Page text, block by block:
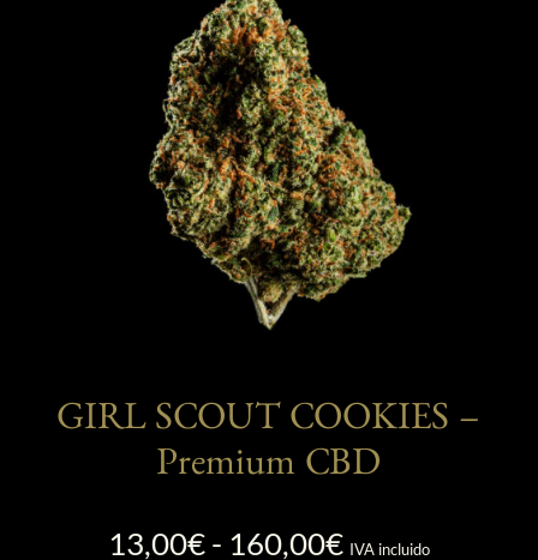
en
la
página
de
producto
GIRL SCOUT COOKIES –
Premium CBD
13,00€- 160,00€Rango
IVA incluido